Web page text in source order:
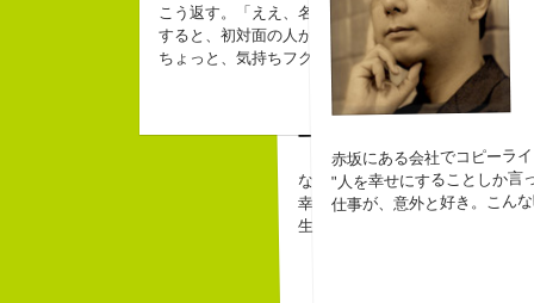
自己紹
皆から
なぜ
なぜ
ピーナ
なにがしか書いていられるしご
幸せでとっても怖いですが、き
生きられてる私は幸せなのかも
こう返す。「ええ、名前だけは」
すると、初対面の人が笑ってくれる。
ちょっと、気持ちフクザツであるのだが。
赤坂にある会社でコピーラ
"人を幸せにすることしか言
仕事が、意外と好き。こん